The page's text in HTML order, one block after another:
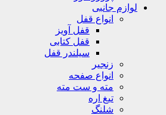
لوازم جانبی
انواع قفل
قفل آویز
قفل کتابی
سیلندر قفل
زنجیر
انواع صفحه
مته و ست مته
تیغ اره
شلنگ